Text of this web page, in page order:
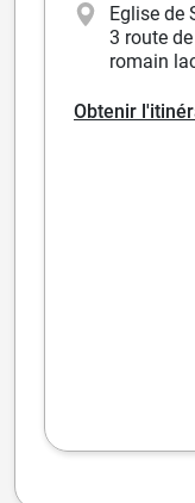
Eglise de
3 route
romain
Obtenir